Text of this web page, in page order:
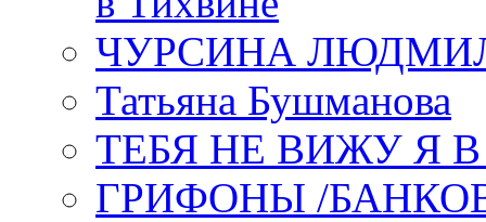
ЧУРСИНА
Татьяна Бушманова
ТЕБЯ НЕ ВИЖУ Я
ГРИФОНЫ /